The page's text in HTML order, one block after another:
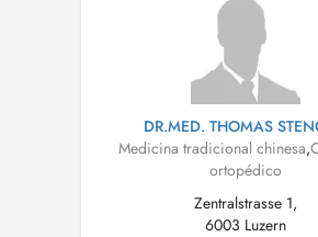
DR.MED. THOMAS
Medicina tradicional chinesa,
ortopédico
Zentralstrasse 1,
6003 Luzern